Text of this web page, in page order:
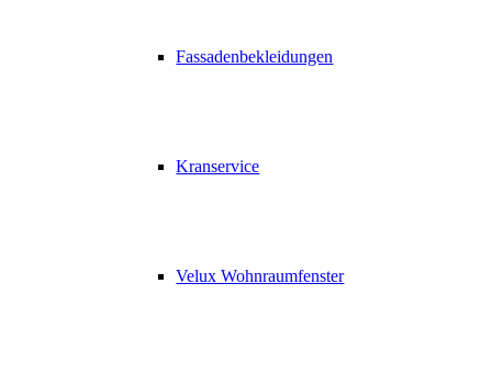
Fassadenbekleidungen
Kranservice
Velux Wohnraumfenster